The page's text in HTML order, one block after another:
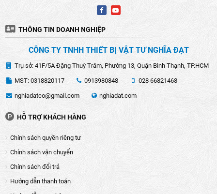
của máy, máy thổi hơi nóng thường được có 2 - 3 mức điều
chỉnh lưu lượng gió và nhiệt độ.
Các bộ phận khác: Các máy thổi hơi nóng có thể đi kèm với
các phụ kiện như khe tản nhiệt, tay cầm, đầu nối, dây
nguồn, và đầu thổi nhiệt, tuỳ thuộc vào nhu cầu sử dụng
của người dùng và từng thương hiệu cụ thể. Điều này giúp
đáp ứng đa dạng nhu cầu trong việc sử dụng máy.
THÔNG TIN DOANH NGHIỆP
CÔNG TY TNHH THIẾT BỊ VẬT TƯ NGHĨA ĐẠT
Trụ sở: 41F/5A Đặng Thuỳ Trâm, Phường 13, Quận Bình Thạnh, TP.HCM
MST: 0318820117 0913980848 028 66821468
nghiadatco@gmail.com nghiadat.com
HỖ TRỢ KHÁCH HÀNG
Chính sách quyền riêng tư
Chính sách vận chuyển
Chính sách đổi trả
Hướng dẫn thanh toán